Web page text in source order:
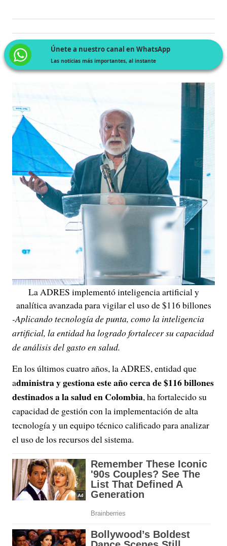
Únete a nuestro canal en WhatsApp
Las noticias más importantes, al instante
La ADRES implementó inteligencia artificial y
analítica avanzada para vigilar el uso de $116 billones
-Aplicando tecnología de punta, como la inteligencia
artificial, la entidad ha logrado fortalecer su capacidad
de análisis del gasto en salud.
En los últimos cuatro años, la ADRES, entidad que
administra y gestiona este año cerca de $116 billones
destinados a la salud en Colombia, ha fortalecido su
capacidad de gestión con la implementación de alta
tecnología y un equipo técnico calificado para analizar
el uso de los recursos del sistema.